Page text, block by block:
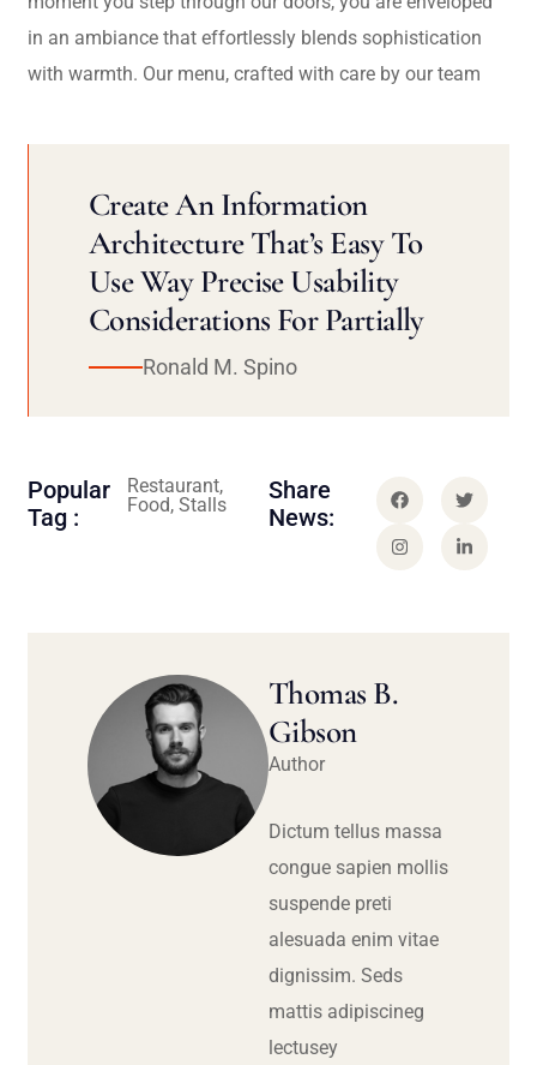
in an ambiance that effortlessly blends sophistication
with warmth. Our menu, crafted with care by our team
Create An Information
Architecture That’s Easy To
Use Way Precise Usability
Considerations For Partially
Ronald M. Spino
Popular
Tag :
Restaurant,
Food, Stalls
Share
News:
Thomas B.
Gibson
Author
Dictum tellus massa
congue sapien mollis
suspende preti
alesuada enim vitae
dignissim. Seds
mattis adipiscineg
lectusey